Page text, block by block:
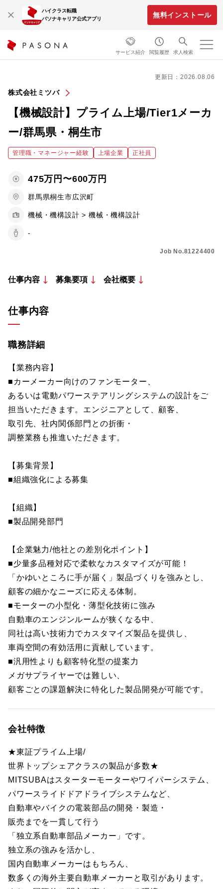
ハイクラス転職
パソナキャリア公式アプリ
無料インストール
サービス紹介 閲覧履歴 求人検索
更新日：2026.08.06
株式会社ミツバ
【機械設計】プライム上場/Tier1メーカ
ー/群馬県・桐生市
管理職・マネージャー経験 上場企業 正社員
475万円〜600万円
群馬県桐生市広沢町
機械・機構設計 > 機械・機構設計
-
Job No.81224400
仕事内容 募集要項 会社概要
仕事内容
職務詳細
【業務内容】
■カーメーカー向けのファンモーター、
あるいは電動パワーステアリングシステムの設計をご
担当いただきます。エンジニアとして、顧客、
取引先、社内関係部門との折衝・
調整業務も推進いただきます。
【募集背景】
■組織強化による募集
【組織】
■製品開発部門
【企業魅力/他社との差別化ポイント】
■少量多品種対応で柔軟なカスタマイズが可能！
「かゆいところに手が届く」製品づくりを強みとし、
顧客の細かなニーズに応える体制。
■モーターの小型化・薄型化技術に強み
自動車のエンジンルームが狭くなる中、
同社は高い技術力でカスタマイズ製品を提供し、
車両空間の有効活用に貢献しています。
■汎用性よりも顧客特化型の提案力
メガサプライヤーでは難しい、
顧客ごとの課題解決に特化した製品開発が可能です。
会社特徴
★東証プライム上場/
世界トップシェアクラスの製品が多数★
MITSUBAはスターターモーターやワイパーシステム、
パワースライドドアドライブシステムなど、
自動車やバイクの電装部品の開発・製造・
販売までを一貫して行う
「独立系自動車部品メーカー」です。
独立系の強みを活かし、
国内自動車メーカーはもちろん、
数多くの海外主要自動車メーカーと取引があります。